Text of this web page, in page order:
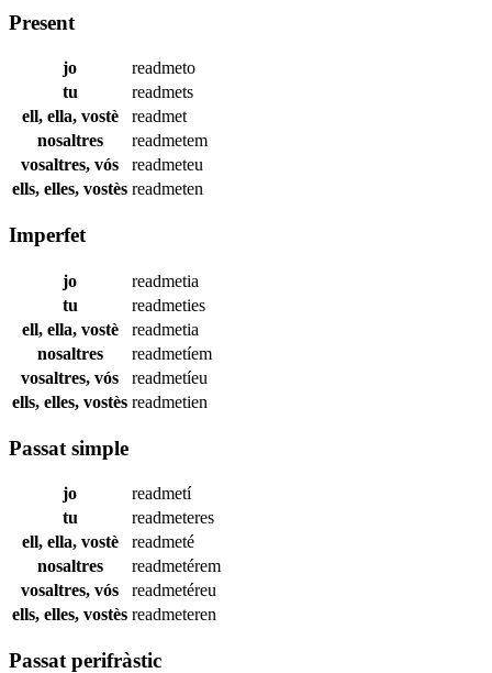
Present
jo
readmeto
tu
readmets
ell, ella, vostè
readmet
nosaltres
readmetem
vosaltres, vós
readmeteu
ells, elles, vostès readmeten
Imperfet
jo
readmetia
tu
readmeties
ell, ella, vostè
readmetia
nosaltres
readmetíem
vosaltres, vós
readmetíeu
ells, elles, vostès readmetien
Passat simple
jo
readmetí
tu
readmeteres
ell, ella, vostè
readmeté
nosaltres
readmetérem
vosaltres, vós
readmetéreu
ells, elles, vostès readmeteren
Passat perifràstic